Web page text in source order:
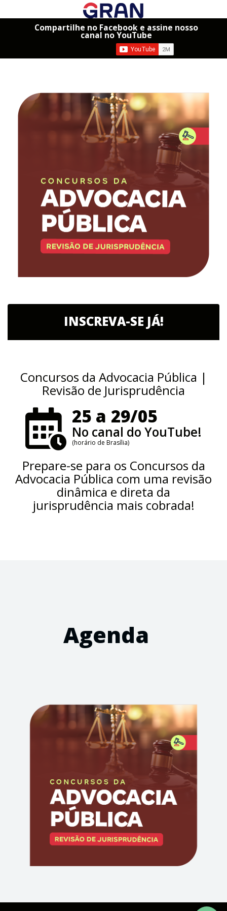
Compartilhe no Facebook e assine nosso
canal no YouTube
INSCREVA-SE JÁ!
Concursos da Advocacia Pública |
Revisão de Jurisprudência
25 a 29/05
No canal do YouTube!
(horário de Brasília)
Prepare-se para os Concursos da
Advocacia Pública com uma revisão
dinâmica e direta da
jurisprudência mais cobrada!
Agenda